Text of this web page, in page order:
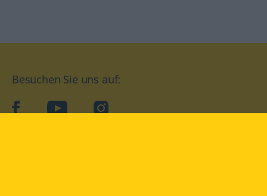
Besuchen Sie uns auf:
facebookYouTube Instagram